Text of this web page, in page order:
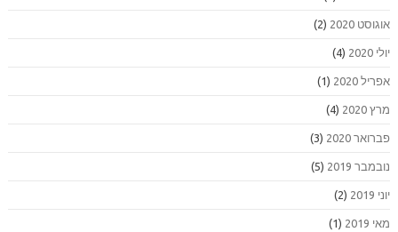
אוגוסט 2020 (2)
יולי 2020 (4)
אפריל 2020 (1)
מרץ 2020 (4)
פברואר 2020 (3)
נובמבר 2019 (5)
יוני 2019 (2)
מאי 2019 (1)